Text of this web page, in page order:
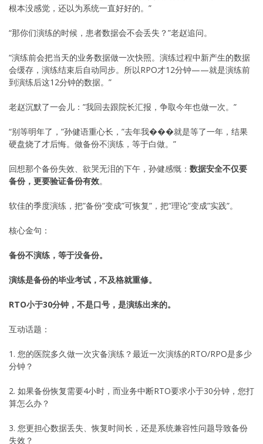
根本没感觉，还以为系统一直好好的。”
“那你们演练的时候，患者数据会不会丢失？”老赵追问。
“演练前会把当天的业务数据做一次快照。演练过程中新产生的数据
会缓存，演练结束后自动同步。所以RPO才12分钟——就是演练前
到演练后这12分钟的数据。”
老赵沉默了一会儿：”我回去跟院长汇报，争取今年也做一次。”
“别等明年了，”孙健语重心长，”去年我���就是等了一年，结果
硬盘烧了才后悔。做备份不演练，等于白做。”
回想那个备份失效、欲哭无泪的下午，孙健感慨： 数据安全不仅要
备份，更要验证备份有效。
软佳的季度演练，把”备份”变成”可恢复”，把”理论”变成”实践”。
核心金句：
备份不演练，等于没备份。
演练是备份的毕业考试，不及格就重修。
RTO小于30分钟，不是口号，是演练出来的。
互动话题：
1. 您的医院多久做一次灾备演练？最近一次演练的RTO/RPO是多少
分钟？
2. 如果备份恢复需要4小时，而业务中断RTO要求小于30分钟，您打
算怎么办？
3. 您更担心数据丢失、恢复时间长，还是系统兼容性问题导致备份
失效？